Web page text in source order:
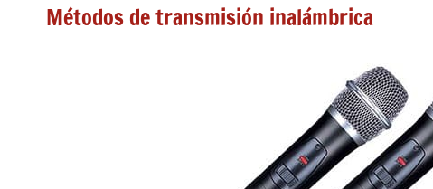
Métodos de transmisión inalámbrica